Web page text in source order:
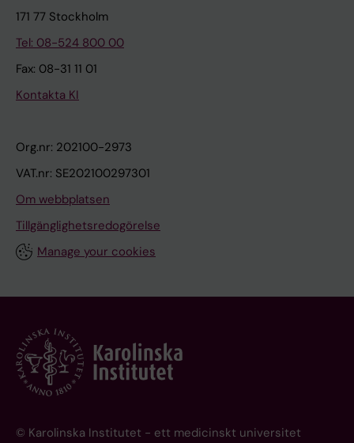
171 77 Stockholm
Tel: 08-524 800 00
Fax: 08-31 11 01
Kontakta KI
Org.nr: 202100-2973
VAT.nr: SE202100297301
Om webbplatsen
Tillgänglighetsredogörelse
Manage your cookies
© Karolinska Institutet - ett medicinskt universitet